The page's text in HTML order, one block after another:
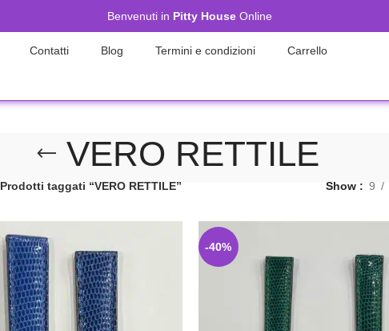
Benvenuti in Pitty House Online
Contatti Blog Termini e condizioni Carrello
VERO RETTILE
Prodotti taggati “VERO RETTILE” Show 9
-40%